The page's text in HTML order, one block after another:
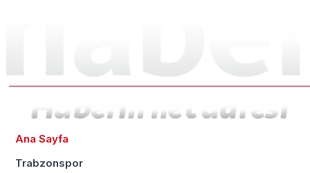
Ana Sayfa
Trabzonspor